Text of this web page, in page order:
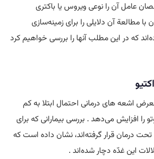
عامل آن را نوعی ویروس یا باکتری
مطالعة آن دلایلی را برای زمینه‌سازی
که در این مطلب آنها را بررسی خواهیم کرد
اشعه‌ های درمانی احتمال ابتلا به کم‌
را افزایش می‌دهد . بررسی بیمارانی که برای
درمان قرار گرفته‌اند، نشان داده است که
این غدّه دچار شده‌اند .